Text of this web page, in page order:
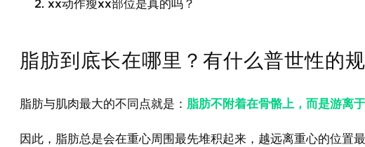
xx动作瘦xx部位是真的吗？
脂肪到底长在哪里？有什么普世性的
脂肪与肌肉最大的不同点就是： 脂肪不附着在骨骼上，而是游离
因此，脂肪总是会在重心周围最先堆积起来，越远离重心的位置最